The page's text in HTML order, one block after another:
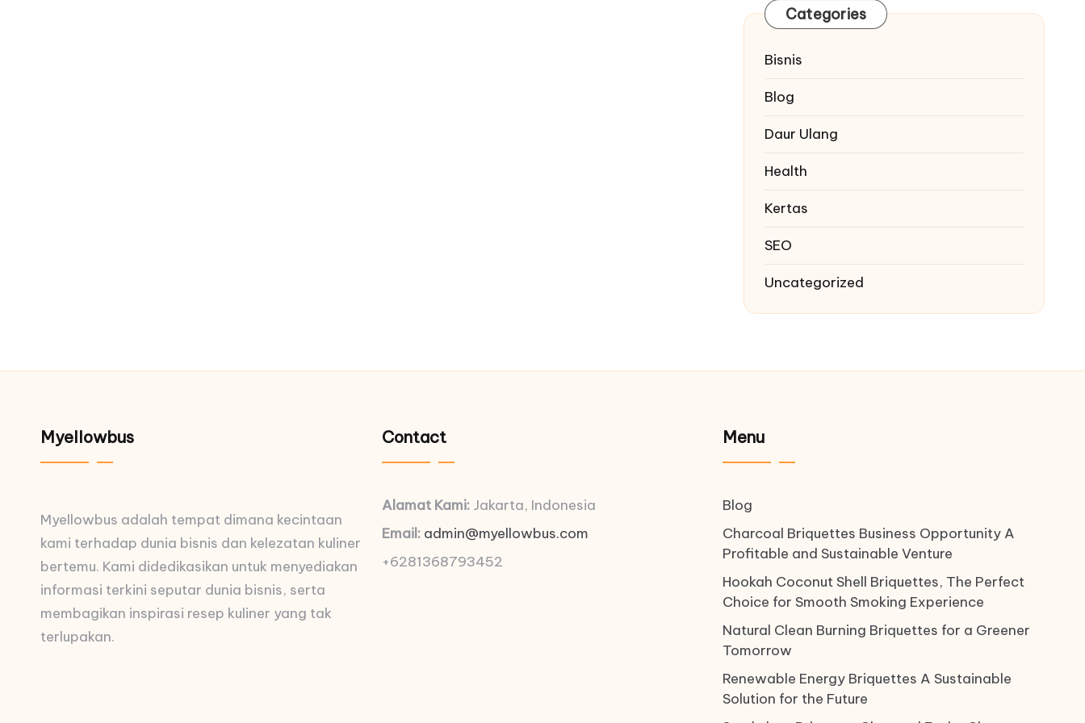
Categories
Bisnis
Blog
Daur Ulang
Health
Kertas
SEO
Uncategorized
Myellowbus
Myellowbus adalah tempat dimana kecintaan
kami terhadap dunia bisnis dan kelezatan kuliner
bertemu. Kami didedikasikan untuk menyediakan
informasi terkini seputar dunia bisnis, serta
membagikan inspirasi resep kuliner yang tak
terlupakan.
Contact
Alamat Kami:Jakarta, Indonesia
Email: admin@myellowbus.com
+6281368793452
Menu
Blog
Charcoal Briquettes Business Opportunity A
Profitable and Sustainable Venture
Hookah Coconut Shell Briquettes, The Perfect
Choice for Smooth Smoking Experience
Natural Clean Burning Briquettes for a Greener
Tomorrow
Renewable Energy Briquettes A Sustainable
Solution for the Future